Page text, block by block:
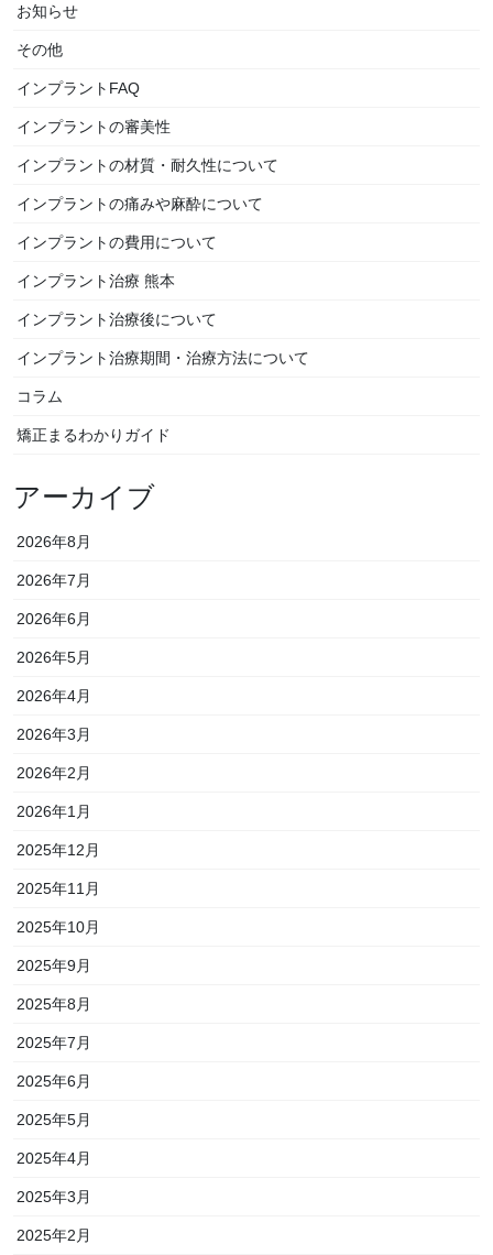
お知らせ
その他
インプラントFAQ
インプラントの審美性
インプラントの材質・耐久性について
インプラントの痛みや麻酔について
インプラントの費用について
インプラント治療 熊本
インプラント治療後について
インプラント治療期間・治療方法について
コラム
矯正まるわかりガイド
アーカイブ
2026年8月
2026年7月
2026年6月
2026年5月
2026年4月
2026年3月
2026年2月
2026年1月
2025年12月
2025年11月
2025年10月
2025年9月
2025年8月
2025年7月
2025年6月
2025年5月
2025年4月
2025年3月
2025年2月